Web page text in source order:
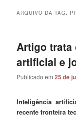
ARQUIVO DA TAG:
Artigo trata
artificial e
Publicado em25 de
Inteligência
recente fronteira